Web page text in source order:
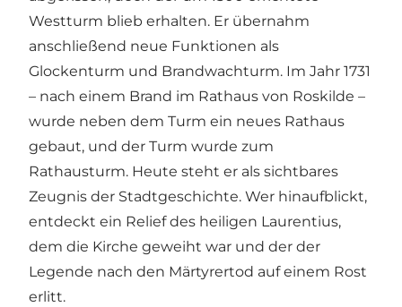
Westturm blieb erhalten. Er übernahm
anschließend neue Funktionen als
Glockenturm und Brandwachturm. Im Jahr 1731
– nach einem Brand im Rathaus von Roskilde –
wurde neben dem Turm ein neues Rathaus
gebaut, und der Turm wurde zum
Rathausturm. Heute steht er als sichtbares
Zeugnis der Stadtgeschichte. Wer hinaufblickt,
entdeckt ein Relief des heiligen Laurentius,
dem die Kirche geweiht war und der der
Legende nach den Märtyrertod auf einem Rost
erlitt.